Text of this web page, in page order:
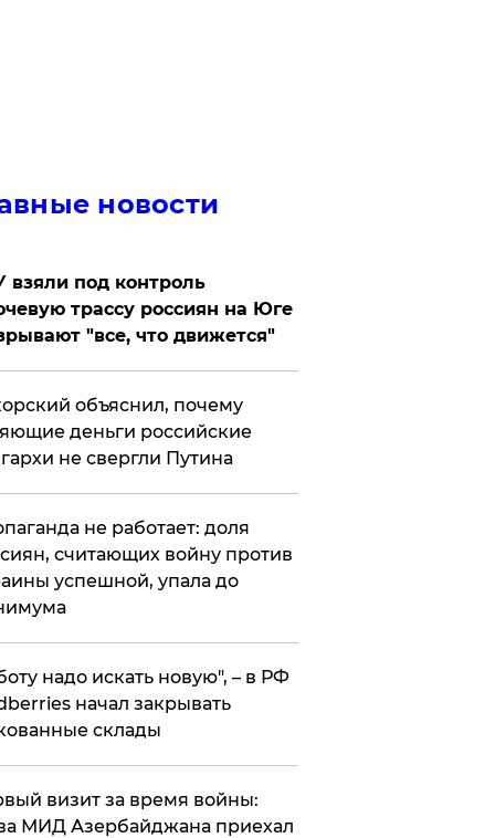
новости
взяли под контроль
трассу россиян на Юге
"все, что движется"
объяснил, почему
деньги российские
не свергли Путина
не работает: доля
считающих войну против
успешной, упала до
надо искать новую", – в РФ
начал закрывать
склады
визит за время войны:
МИД Азербайджана приехал